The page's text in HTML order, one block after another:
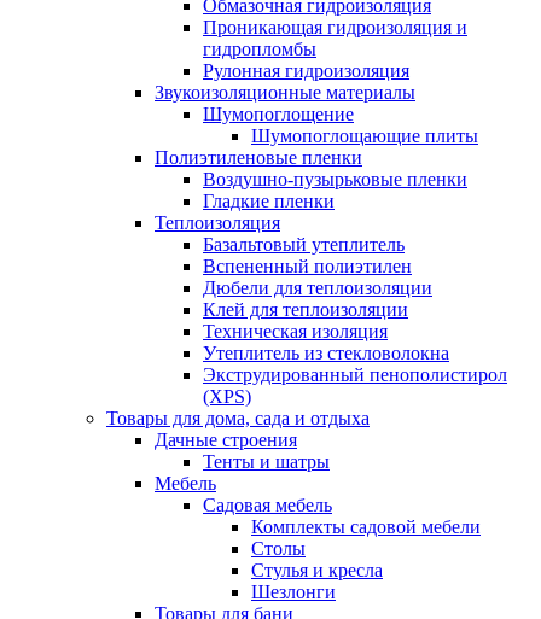
Обмазочная гидроизоляция
Проникающая гидроизоляция и
гидропломбы
Рулонная гидроизоляция
Звукоизоляционные материалы
Шумопоглощение
Шумопоглощающие плиты
Полиэтиленовые пленки
Воздушно-пузырьковые пленки
Гладкие пленки
Теплоизоляция
Базальтовый утеплитель
Вспененный полиэтилен
Дюбели для теплоизоляции
Клей для теплоизоляции
Техническая изоляция
Утеплитель из стекловолокна
Экструдированный пенополистирол
(XPS)
Товары для дома, сада и отдыха
Дачные строения
Тенты и шатры
Мебель
Садовая мебель
Комплекты садовой мебели
Столы
Стулья и кресла
Шезлонги
Товары для бани